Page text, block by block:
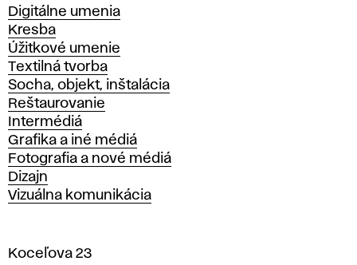
Katedry
Digitálne umenia
Kresba
Úžitkové umenie
Textilná tvorba
Socha, objekt, inštalácia
Reštaurovanie
Intermédiá
Grafika a iné médiá
Fotografia a nové médiá
Dizajn
Vizuálna komunikácia
Koceľova 23